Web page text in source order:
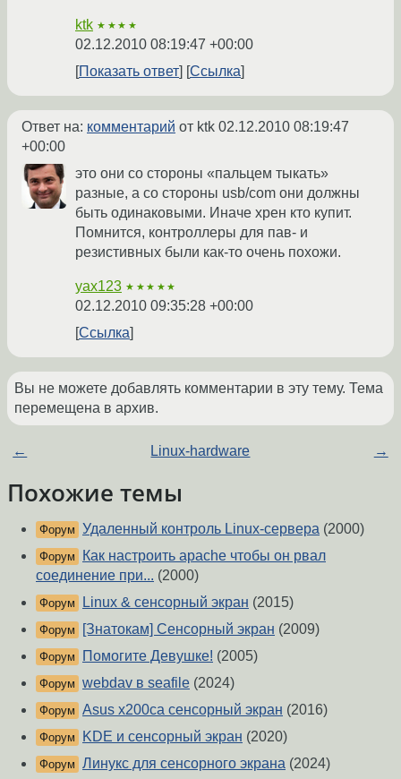
ktk ★★★★
02.12.2010 08:19:47 +00:00
Показать ответ
Ссылка
Ответ на: комментарий от ktk 02.12.2010 08:19:47
+00:00
это они со стороны «пальцем тыкать»
разные, а со стороны usb/com они должны
быть одинаковыми. Иначе хрен кто купит.
Помнится, контроллеры для пав- и
резистивных были как-то очень похожи.
yax123 ★★★★★
02.12.2010 09:35:28 +00:00
Ссылка
Вы не можете добавлять комментарии в эту тему. Тема
перемещена в архив.
← Linux-hardware →
Похожие темы
Форум Удаленный контроль Linux-сервера (2000)
Форум
Как настроить apache чтобы он рвал
соединение при... (2000)
Форум Linux & сенсорный экран (2015)
Форум [Знатокам] Сенсорный экран (2009)
Форум Помогите Девушке! (2005)
Форум webdav в seafile (2024)
Форум Asus x200ca сенсорный экран (2016)
Форум KDE и сенсорный экран (2020)
Форум Линукс для сенсорного экрана (2024)